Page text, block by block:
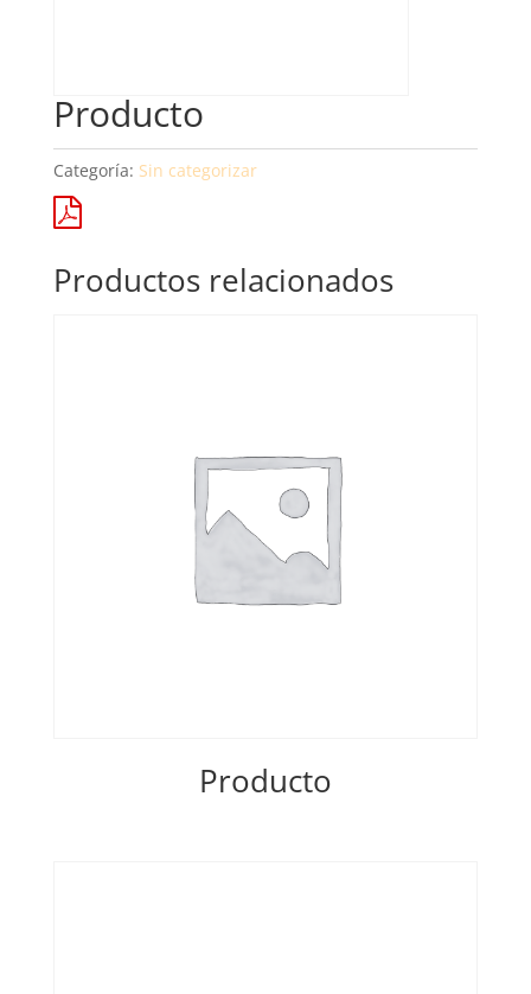
Producto
Categoría: Sin categorizar
Productos relacionados
Producto